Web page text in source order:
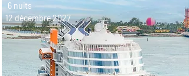
6 nuits
12 décembre 2027